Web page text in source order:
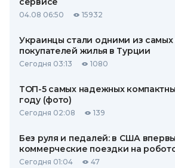
04.08 06:50 15932
Украинцы стали одними из
покупателей жилья в Турции
Сегодня 03:13 1080
ТОП-5 самых надежных
году (фото)
Сегодня 02:08 139
Без руля и педалей: в США
коммерческие поездки на
Сегодня 01:04 47